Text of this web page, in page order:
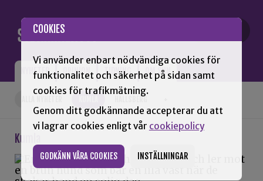
COOKIES
Vi använder enbart nödvändiga cookies för
funktionalitet och säkerhet på sidan samt
cookies för trafikmätning.
Genom ditt godkännande accepterar du att
vi lagrar cookies enligt vår cookiepolicy
GODKÄNN VÅRA COOKIES INSTÄLLNINGAR
NYHETER OPINION TIDNING OM SNN
HALLSBERG
Kumla